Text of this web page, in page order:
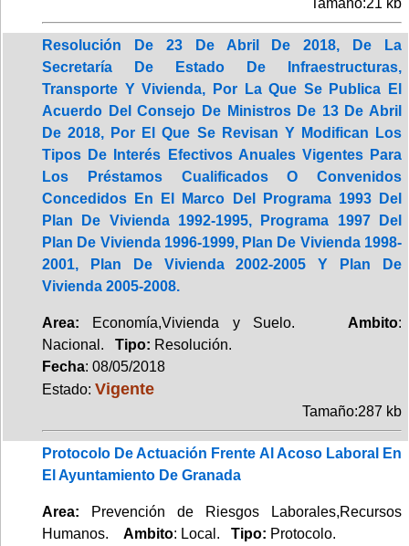
Resolución De 23 De Abril De 2018, De La
Secretaría De Estado De Infraestructuras,
Transporte Y Vivienda, Por La Que Se Publica El
Acuerdo Del Consejo De Ministros De 13 De Abril
De 2018, Por El Que Se Revisan Y Modifican Los
Tipos De Interés Efectivos Anuales Vigentes Para
Los Préstamos Cualificados O Convenidos
Concedidos En El Marco Del Programa 1993 Del
Plan De Vivienda 1992-1995, Programa 1997 Del
Plan De Vivienda 1996-1999, Plan De Vivienda 1998-
2001, Plan De Vivienda 2002-2005 Y Plan De
Vivienda 2005-2008.
Area: Economía,Vivienda y Suelo. Ambito:
Nacional. Tipo: Resolución.
Fecha: 08/05/2018
Estado: Vigente
Tamaño:287 kb
Protocolo De Actuación Frente Al Acoso Laboral En
El Ayuntamiento De Granada
Area: Prevención de Riesgos Laborales,Recursos
Humanos. Ambito: Local. Tipo: Protocolo.